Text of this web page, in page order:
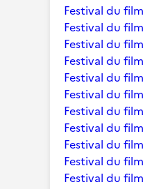
Festival du
Festival du
Festival du
Festival du
Festival du
Festival du
Festival du
Festival du
Festival du
Festival du
Festival du